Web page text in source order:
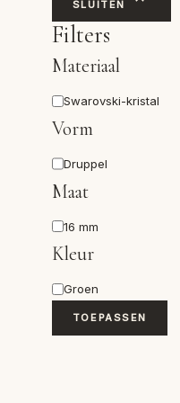
SLUITEN
Filters
Materiaal
Materiaal
Swarovski-kristal
Vorm
VormDruppel
Maat
Maat16 mm
Kleur
Kleur
Groen
TOEPASSEN